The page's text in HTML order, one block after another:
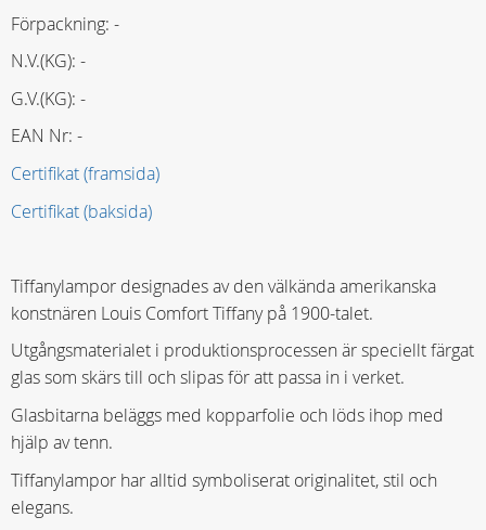
Förpackning: -
N.V.(KG): -
G.V.(KG): -
EAN Nr: -
Certifikat (framsida)
Certifikat (baksida)
Tiffanylampor designades av den välkända amerikanska
konstnären Louis Comfort Tiffany på 1900-talet.
Utgångsmaterialet i produktionsprocessen är speciellt färgat
glas som skärs till och slipas för att passa in i verket.
Glasbitarna beläggs med kopparfolie och löds ihop med
hjälp av tenn.
Tiffanylampor har alltid symboliserat originalitet, stil och
elegans.